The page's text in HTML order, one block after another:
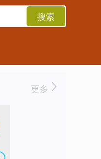
搜索
更多